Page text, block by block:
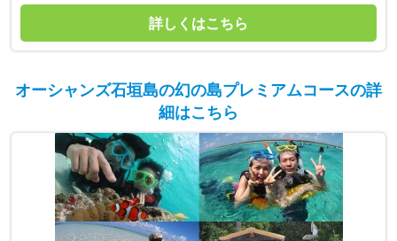
詳しくはこちら
オーシャンズ石垣島の幻の島プレミアムコースの詳
細はこちら